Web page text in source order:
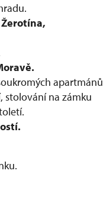
apartmánů
stolování na zámku